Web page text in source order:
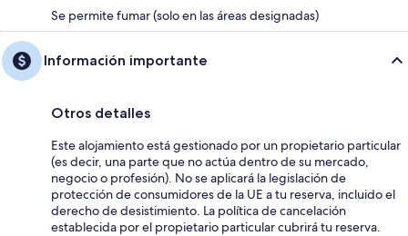
Se permite fumar (solo en las áreas designadas)
Información importante
Otros detalles
Este alojamiento está gestionado por un propietario particular
(es decir, una parte que no actúa dentro de su mercado,
negocio o profesión). No se aplicará la legislación de
protección de consumidores de la UE a tu reserva, incluido el
derecho de desistimiento. La política de cancelación
establecida por el propietario particular cubrirá tu reserva.